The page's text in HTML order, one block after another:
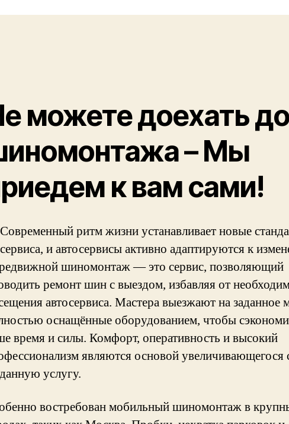
можете доехать до
– Мы
к вам сами!
Современный ритм жизни устанавливает новые
сервиса, и автосервисы активно адаптируются к
шиномонтаж — это сервис, позволяющий
ремонт шин с выездом, избавляя от
автосервиса. Мастера выезжают на заданное
оснащённые оборудованием, чтобы
время и силы. Комфорт, оперативность и высокий
являются основой увеличивающегося
услугу.
востребован мобильный шиномонтаж в